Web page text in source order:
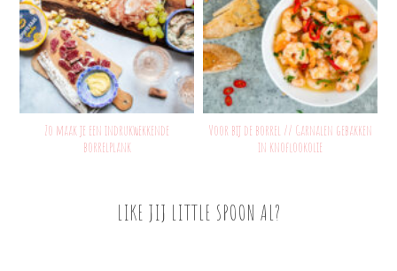
Zo maak je een indrukwekkende
borrelplank
Voor bij de borrel // Garnalen gebakken
in knoflookolie
LIKE JIJ LITTLE SPOON AL?